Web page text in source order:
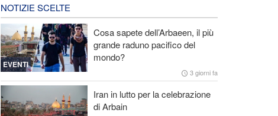
NOTIZIE SCELTE
EVENTI
Cosa sapete dell’Arbaeen, il più
grande raduno pacifico del
mondo?
3 giorni fa
Iran in lutto per la celebrazione
di Arbain